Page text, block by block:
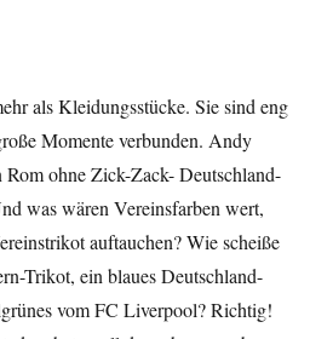
als Kleidungsstücke. Sie sind eng
Momente verbunden. Andy
Rom ohne Zick-Zack- Deutschland-
was wären Vereinsfarben wert,
auftauchen? Wie scheiße
Trikot, ein blaues Deutschland-
vom FC Liverpool? Richtig!